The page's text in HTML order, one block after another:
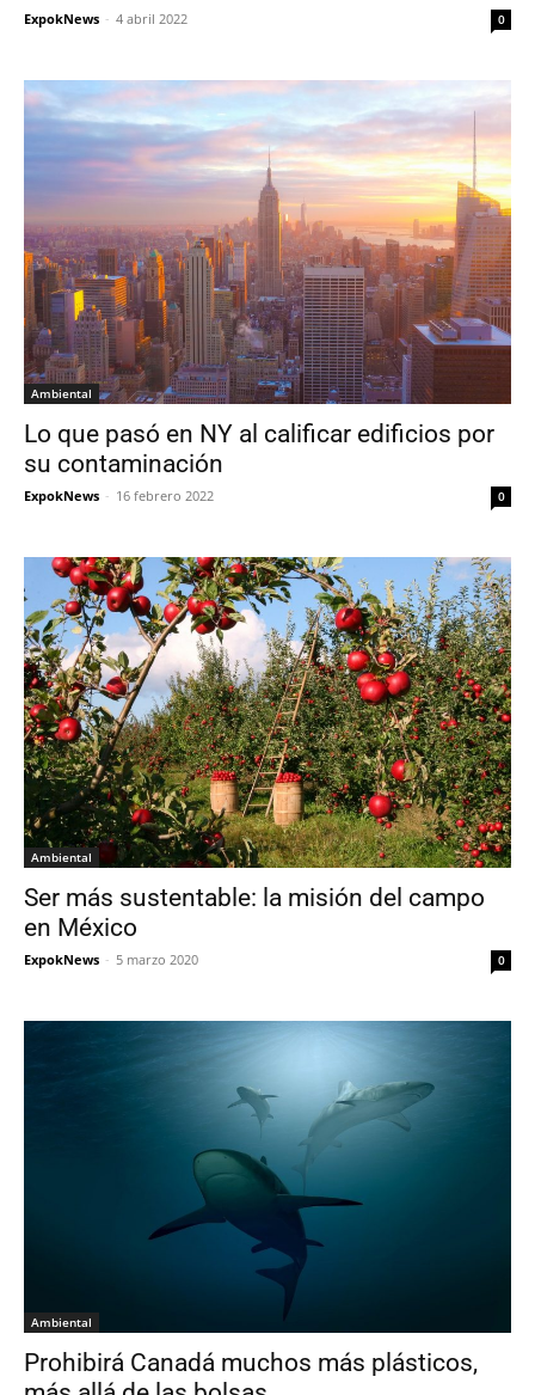
ExpokNews - 4 abril 2022 0
Ambiental
Lo que pasó en NY al calificar edificios por
su contaminación
ExpokNews - 16 febrero 2022 0
Ambiental
Ser más sustentable: la misión del campo
en México
ExpokNews - 5 marzo 2020 0
Ambiental
Prohibirá Canadá muchos más plásticos,